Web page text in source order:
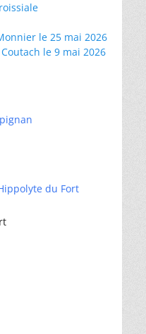
le 25 mai 2026
le 9 mai 2026
du Fort